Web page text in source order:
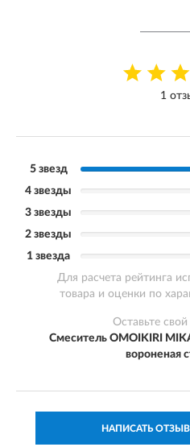
1
5 звезд
4 звезды
3 звезды
2 звезды
1 звезда
Для расчета рейтинга
товара и оценки по
Оставьте
Смеситель OMOIKIRI
вороненая
НАПИСАТЬ